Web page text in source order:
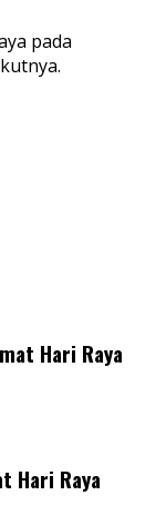
pada
Hari Raya
Hari Raya